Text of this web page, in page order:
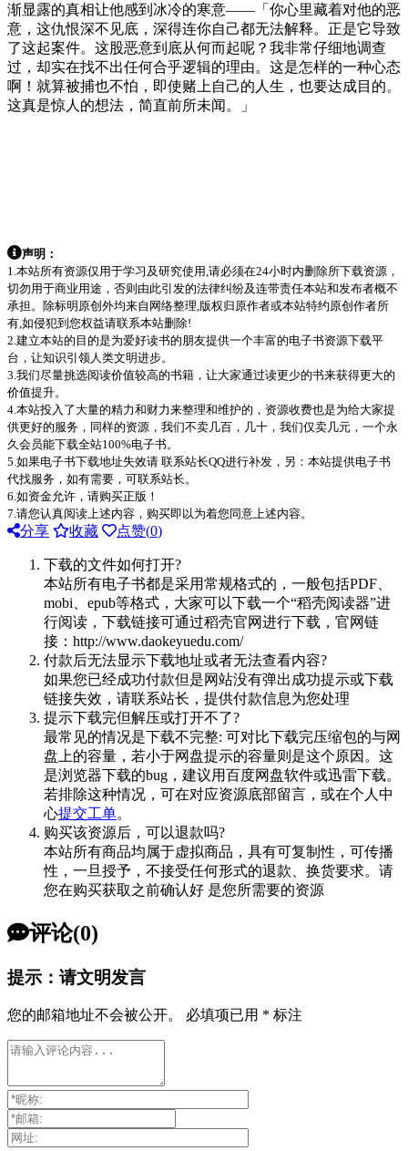
渐显露的真相让他感到冰冷的寒意——「你心里藏着对他的恶
意，这仇恨深不见底，深得连你自己都无法解释。正是它导致
了这起案件。这股恶意到底从何而起呢？我非常仔细地调查
过，却实在找不出任何合乎逻辑的理由。这是怎样的一种心态
啊！就算被捕也不怕，即使赌上自己的人生，也要达成目的。
这真是惊人的想法，简直前所未闻。」
声明：
1.本站所有资源仅用于学习及研究使用,请必须在24小时内删除所下载资源，
切勿用于商业用途，否则由此引发的法律纠纷及连带责任本站和发布者概不
承担。除标明原创外均来自网络整理,版权归原作者或本站特约原创作者所
有,如侵犯到您权益请联系本站删除!
2.建立本站的目的是为爱好读书的朋友提供一个丰富的电子书资源下载平
台，让知识引领人类文明进步。
3.我们尽量挑选阅读价值较高的书籍，让大家通过读更少的书来获得更大的
价值提升。
4.本站投入了大量的精力和财力来整理和维护的，资源收费也是为给大家提
供更好的服务，同样的资源，我们不卖几百，几十，我们仅卖几元，一个永
久会员能下载全站100%电子书。
5.如果电子书下载地址失效请 联系站长QQ进行补发，另：本站提供电子书
代找服务，如有需要，可联系站长。
6.如资金允许，请购买正版！
7.请您认真阅读上述内容，购买即以为着您同意上述内容。
分享 收藏 点赞(0)
下载的文件如何打开?
本站所有电子书都是采用常规格式的，一般包括PDF、
mobi、epub等格式，大家可以下载一个“稻壳阅读器”进
行阅读，下载链接可通过稻壳官网进行下载，官网链
接：http://www.daokeyuedu.com/
付款后无法显示下载地址或者无法查看内容?
如果您已经成功付款但是网站没有弹出成功提示或下载
链接失效，请联系站长，提供付款信息为您处理
提示下载完但解压或打开不了?
最常见的情况是下载不完整: 可对比下载完压缩包的与网
盘上的容量，若小于网盘提示的容量则是这个原因。这
是浏览器下载的bug，建议用百度网盘软件或迅雷下载。
若排除这种情况，可在对应资源底部留言，或在个人中
心提交工单。
购买该资源后，可以退款吗?
本站所有商品均属于虚拟商品，具有可复制性，可传播
性，一旦授予，不接受任何形式的退款、换货要求。请
您在购买获取之前确认好 是您所需要的资源
评论(0)
提示：请文明发言
您的邮箱地址不会被公开。 必填项已用 * 标注